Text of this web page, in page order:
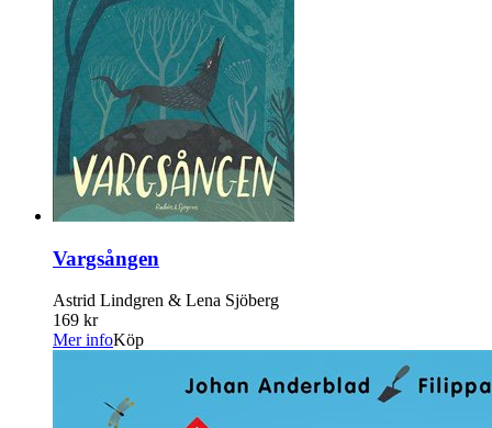
Vargsången
Astrid Lindgren & Lena Sjöberg
169 kr
Mer infoKöp